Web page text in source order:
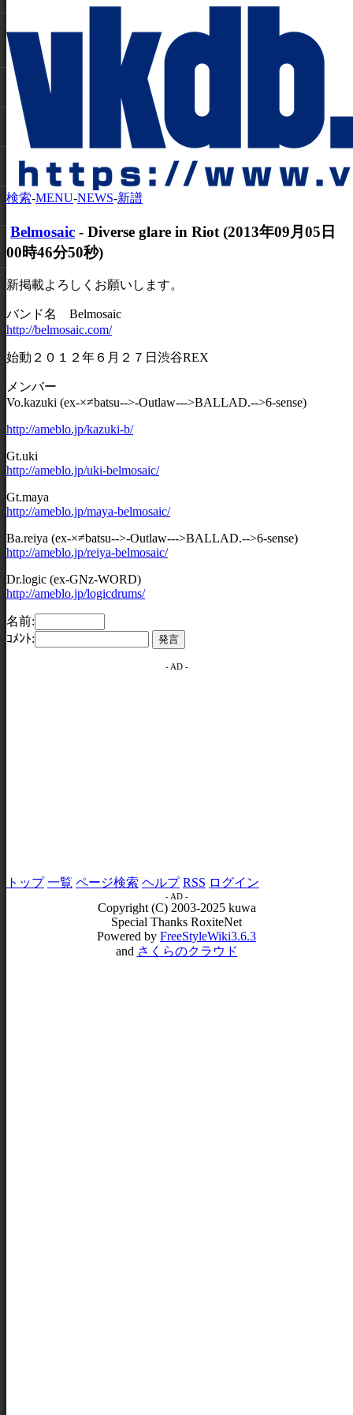
検索-MENU-NEWS-新譜
Belmosaic - Diverse glare in Riot (2013年09月05日
00時46分50秒)
新掲載よろしくお願いします。
バンド名 Belmosaic
http://belmosaic.com/
始動２０１２年６月２７日渋谷REX
メンバー
Vo.kazuki (ex-×≠batsu-->-Outlaw--->BALLAD.-->6-sense)
http://ameblo.jp/kazuki-b/
Gt.uki
http://ameblo.jp/uki-belmosaic/
Gt.maya
http://ameblo.jp/maya-belmosaic/
Ba.reiya (ex-×≠batsu-->-Outlaw--->BALLAD.-->6-sense)
http://ameblo.jp/reiya-belmosaic/
Dr.logic (ex-GNz-WORD)
http://ameblo.jp/logicdrums/
名前:
ｺﾒﾝﾄ:
- AD -
トップ 一覧 ページ検索 ヘルプ RSS ログイン
- AD -
Copyright (C) 2003-2025 kuwa
Special Thanks RoxiteNet
Powered by FreeStyleWiki3.6.3
and さくらのクラウド